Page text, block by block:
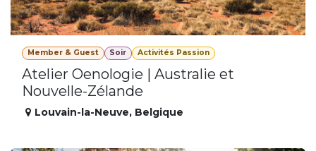
Member & Guest Soir Activités Passion
Atelier Oenologie | Australie et
Nouvelle-Zélande
Louvain-la-Neuve, Belgique